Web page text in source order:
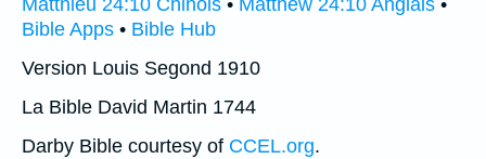
Matthieu 24:10 Chinois • Matthew 24:10 Anglais •
Bible Apps • Bible Hub
Version Louis Segond 1910
La Bible David Martin 1744
Darby Bible courtesy of CCEL.org.